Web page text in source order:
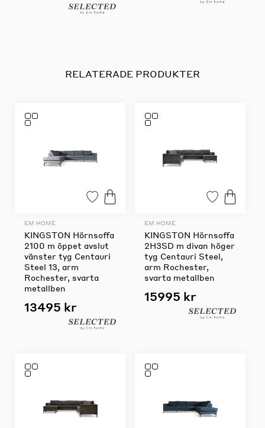
RELATERADE PRODUKTER
EM HOME
KINGSTON Hörnsoffa
2100 m öppet avslut
vänster tyg Centauri
Steel 13, arm
Rochester, svarta
metallben
13495 kr
EM HOME
KINGSTON Hörnsoffa
2H3SD m divan höger
tyg Centauri Steel,
arm Rochester,
svarta metallben
15995 kr